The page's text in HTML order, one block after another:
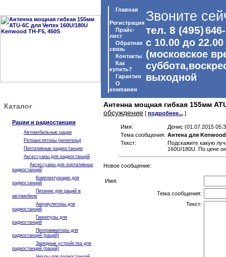
Главная
Регистрация
Прайс-
лист
Обратная
связь
Контакты
Как
купить?
Гарантия
O
компании
Звоните
тел. 8 (495)
с 10.00 до 22.00
(московское
выходной
Каталог
Рации и радиостанции
Автомобильные рации
Ретрансляторы (репитеры)
Портативные радиостанции
Аксессуары для радиостанций
Аксессуары для портативных
радиостанций
Комплектующие для
радиостанций
Питание для раций в
автомобиле
Аккумуляторы для
радиостанций
Гарнитуры для
радиостанций
Программаторы для
радиостанций (раций)
Зарядные устройства для
радиостанций (раций)
Антенна мощная гибкая 155мм
обсуждение [ подробнее... ]
Имя:
Денис (01.07.2015
Тема сообщения: Антена для
Текст:
Подскажите какую
160U/180U. По цене
Новое сообщение:
Имя:
Тема сообщения:
Текст: